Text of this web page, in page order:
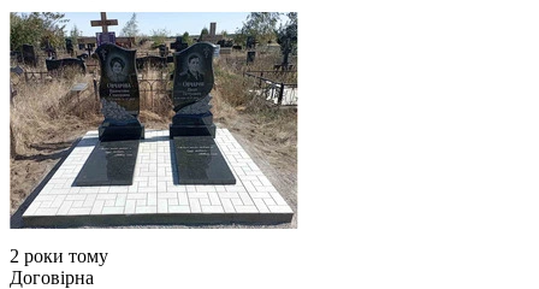
2 роки тому
Договірна